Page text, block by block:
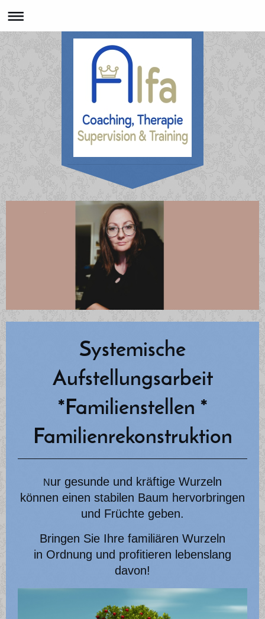
Systemische
Aufstellungsarbeit
*Familienstellen *
Familienrekonstruktion
N ur gesunde und kräftige Wurzeln
können einen stabilen Baum hervorbringen
und Früchte geben.
Bringen Sie Ihre familiären Wurzeln
in Ordnung und profitieren lebenslang
davon!